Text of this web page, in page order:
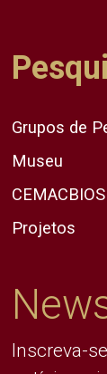
Grupos de
Museu
Projetos
Inscreva-